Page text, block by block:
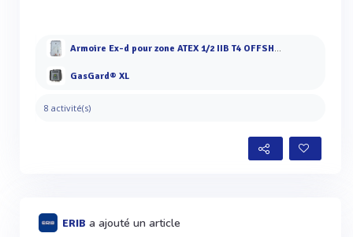
Armoire Ex-d pour zone ATEX 1/2 IIB T4 OFFSHORE
GasGard® XL
8 activité(s)
ERIB a ajouté un article